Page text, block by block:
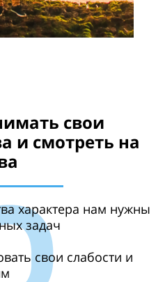
свои
и смотреть на
характера нам нужны
задач
свои слабости и